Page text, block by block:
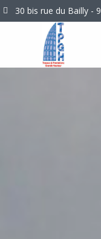
30 bis rue du Bailly -